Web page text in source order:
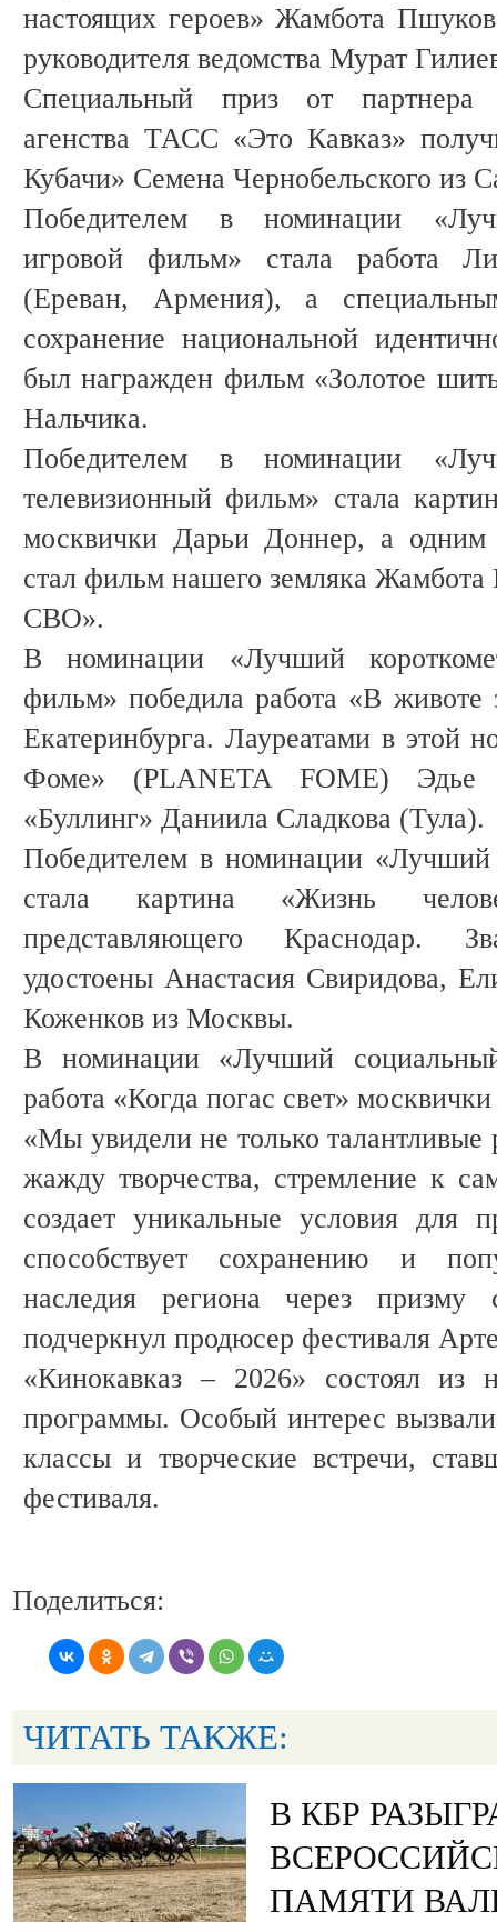
настоящих героев» Жамбота
руководителя ведомства Мурат
Специальный приз от партнера
агенства ТАСС «Это Кавказ»
Кубачи» Семена Чернобельского из
Победителем в номинации
игровой фильм» стала работа
(Ереван, Армения), а
сохранение национальной
был награжден фильм «Золотое
Нальчика.
Победителем в номинации
телевизионный фильм» стала
москвички Дарьи Доннер, а одним
стал фильм нашего земляка
СВО».
В номинации «Лучший
фильм» победила работа «В
Екатеринбурга. Лауреатами в этой
Фоме» (PLANETA FOME) Эдье
«Буллинг» Даниила Сладкова (Тула).
Победителем в номинации
стала картина «Жизнь
представляющего Краснодар.
удостоены Анастасия Свиридова,
Коженков из Москвы.
В номинации «Лучший
работа «Когда погас свет»
«Мы увидели не только
жажду творчества, стремление к
создает уникальные условия для
способствует сохранению и
наследия региона через призму
подчеркнул продюсер фестиваля
«Кинокавказ ‒ 2026» состоял из
программы. Особый интерес
классы и творческие встречи,
фестиваля.
Поделиться:
ЧИТАТЬ ТАКЖЕ:
В КБР
ПАМЯТИ